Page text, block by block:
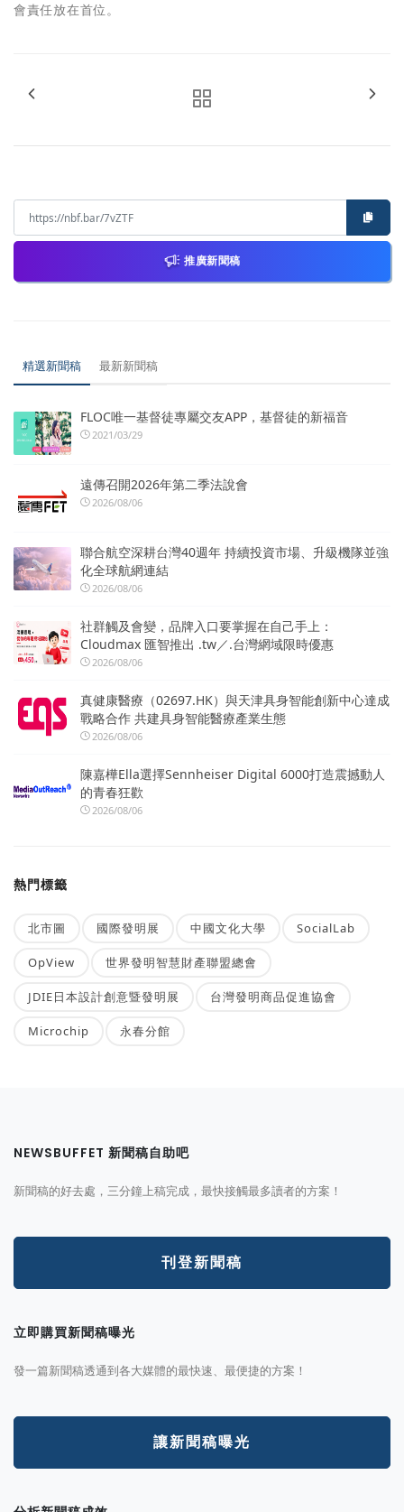
會責任放在首位。
推廣新聞稿
精選新聞稿 最新新聞稿
FLOC唯一基督徒專屬交友APP，基督徒的新福音
2021/03/29
遠傳召開2026年第二季法說會
2026/08/06
聯合航空深耕台灣40週年 持續投資市場、升級機隊並強
化全球航網連結
2026/08/06
社群觸及會變，品牌入口要掌握在自己手上：
Cloudmax 匯智推出 .tw／.台灣網域限時優惠
2026/08/06
真健康醫療（02697.HK）與天津具身智能創新中心達成
戰略合作 共建具身智能醫療產業生態
2026/08/06
陳嘉樺Ella選擇Sennheiser Digital 6000打造震撼動人
的青春狂歡
2026/08/06
熱門標籤
北市圖 國際發明展 中國文化大學 SocialLab
OpView 世界發明智慧財產聯盟總會
JDIE日本設計創意暨發明展 台灣發明商品促進協會
Microchip 永春分館
NEWSBUFFET 新聞稿自助吧
新聞稿的好去處，三分鐘上稿完成，最快接觸最多讀者的方案！
刊登新聞稿
立即購買新聞稿曝光
發一篇新聞稿透通到各大媒體的最快速、最便捷的方案！
讓新聞稿曝光